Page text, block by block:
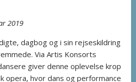
2019
dagbog og i sin rejseskildring
Via Artis Konsorts
giver denne oplevelse krop
opera, hvor dans og performance